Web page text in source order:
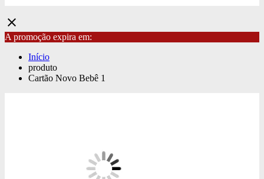
close
A promoção expira em:
Início
produto
Cartão Novo Bebê 1